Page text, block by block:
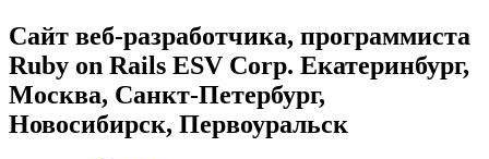
Cайт веб-разработчика, программиста
Ruby on Rails ESV Corp. Екатеринбург,
Москва, Санкт-Петербург,
Новосибирск, Первоуральск